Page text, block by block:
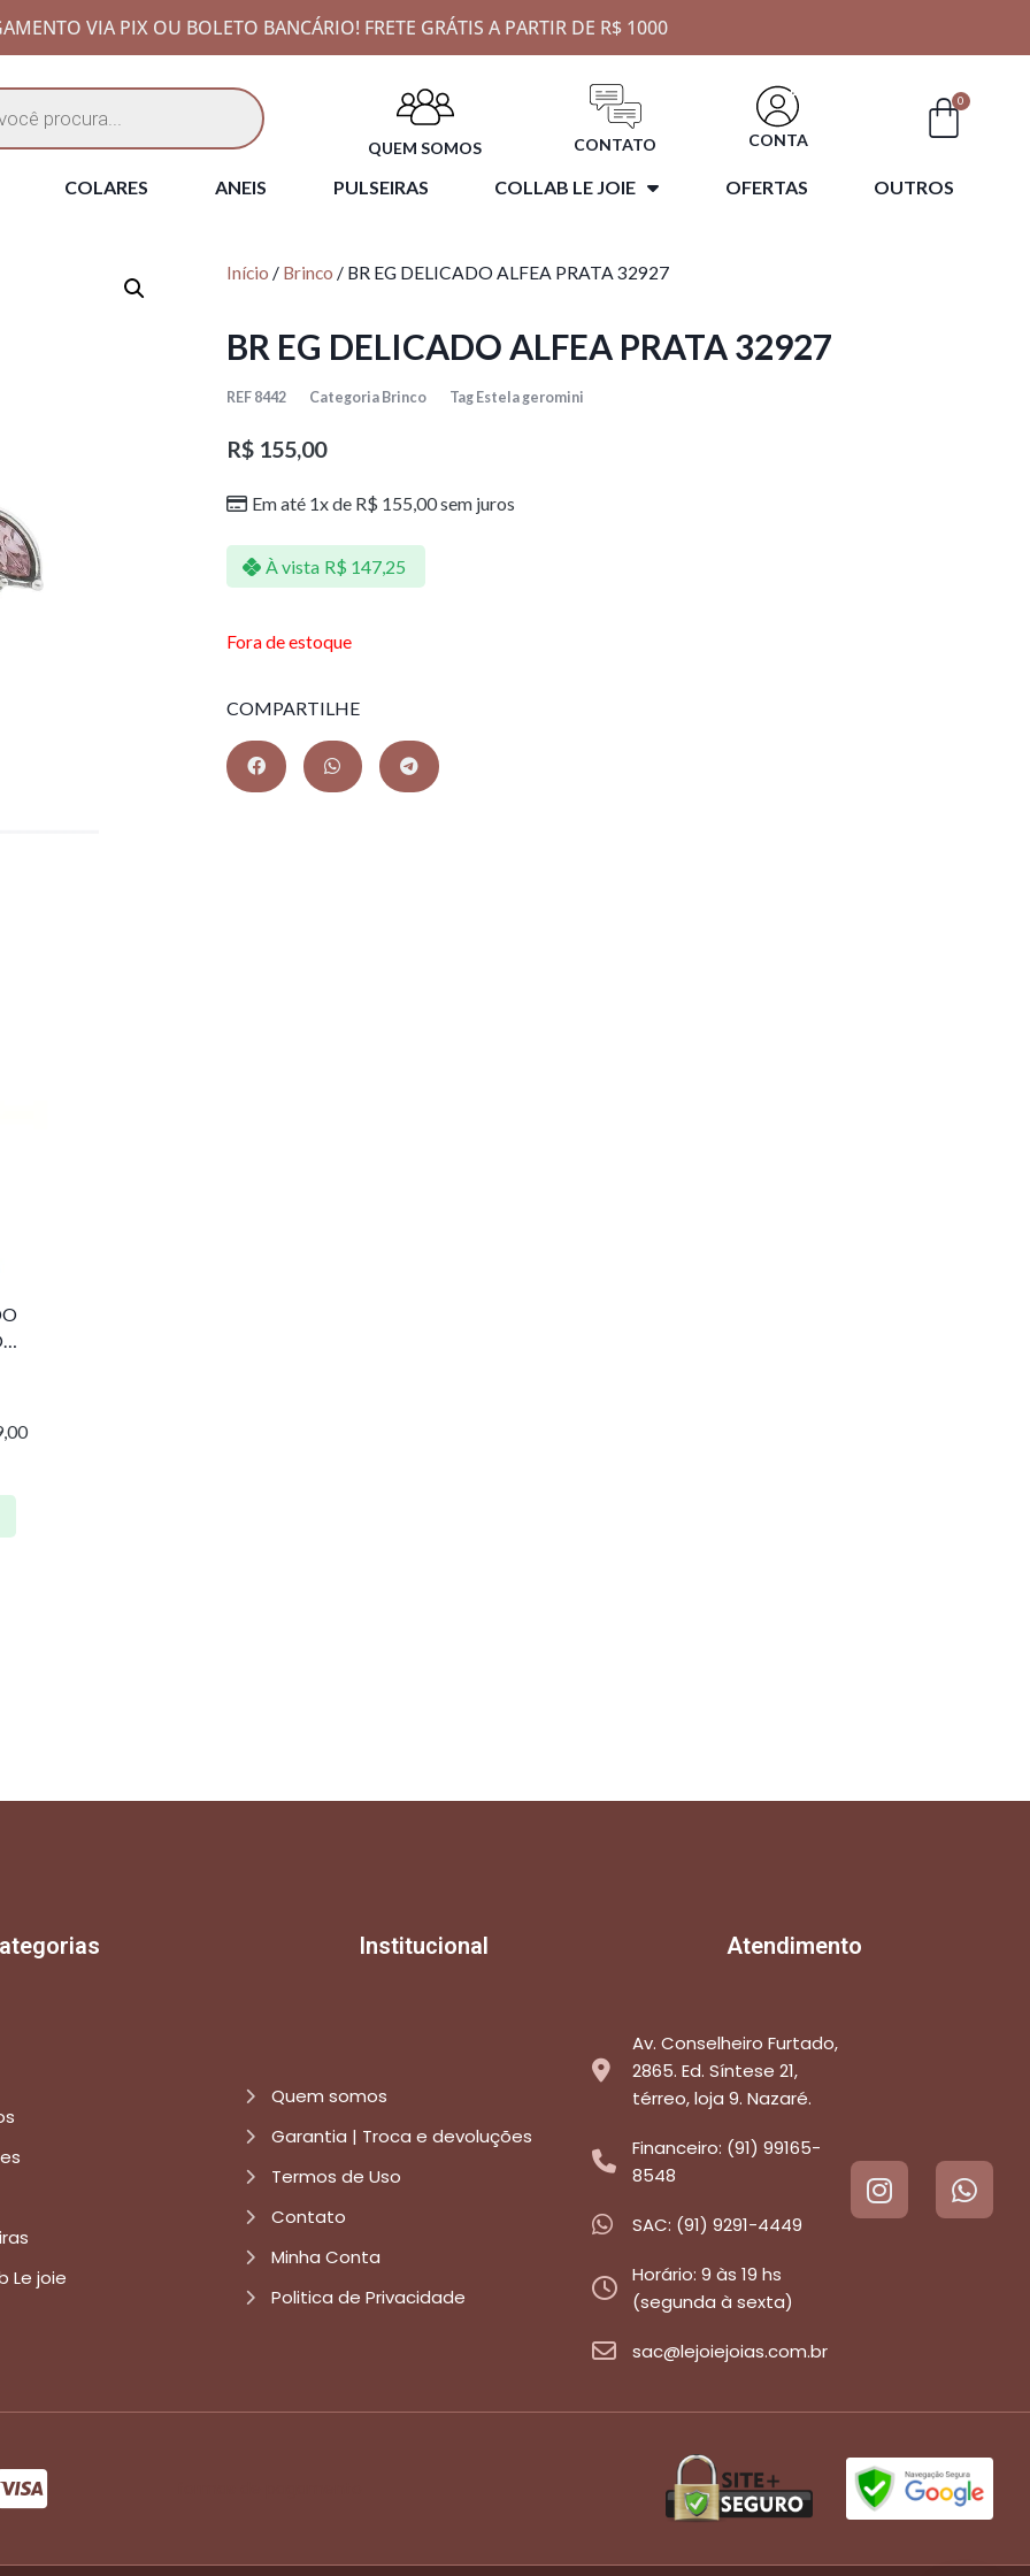
VIA PIX OU BOLETO BANCÁRIO! FRETE GRÁTIS A PARTIR DE R$ 1000
QUEM SOMOS CONTATO CONTA
0
COLARES ANEIS PULSEIRAS COLLAB LE JOIE OFERTAS OUTROS
Início / Brinco / BR EG DELICADO ALFEA PRATA 32927
BR EG DELICADO ALFEA PRATA 32927
REF 8442 Categoria Brinco Tag Estela geromini
R$ 155,00
Em até 1x de R$ 155,00sem juros
À vista R$ 147,25
Fora de estoque
COMPARTILHE
Institucional Atendimento
Le joie
Quem somos
Garantia | Troca e devoluções
Termos de Uso
Contato
Minha Conta
Politica de Privacidade
Av. Conselheiro Furtado,
2865. Ed. Síntese 21,
térreo, loja 9. Nazaré.
Financeiro: (91) 99165-
8548
SAC: (91) 9291-4449
Horário: 9 às 19 hs
(segunda à sexta)
sac@lejoiejoias.com.br